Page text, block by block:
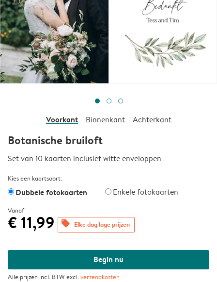
Voorkant Binnenkant Achterkant
Botanische bruiloft
Set van 10 kaarten inclusief witte enveloppen
Kies een kaartsoort:
Dubbele fotokaarten Enkele fotokaarten
Vanaf
€ 11,99 offers Elke dag lage prijzen
Begin nu
Alle prijzen incl. BTW excl.verzendkosten